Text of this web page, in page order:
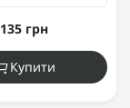
135 грн
Купити